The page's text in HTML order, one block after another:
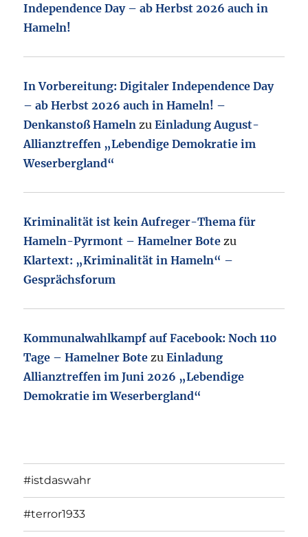
Independence Day – ab Herbst 2026 auch in
Hameln!
In Vorbereitung: Digitaler Independence Day
– ab Herbst 2026 auch in Hameln! –
Denkanstoß Hameln zuEinladung August-
Allianztreffen „Lebendige Demokratie im
Weserbergland“
Kriminalität ist kein Aufreger-Thema für
Hameln-Pyrmont – Hamelner Bote zu
Klartext: „Kriminalität in Hameln“ –
Gesprächsforum
Kommunalwahlkampf auf Facebook: Noch 110
Tage – Hamelner Bote zuEinladung
Allianztreffen im Juni 2026 „Lebendige
Demokratie im Weserbergland“
#istdaswahr
#terror1933